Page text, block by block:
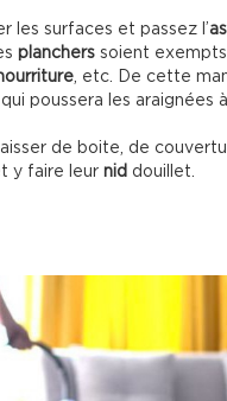
les surfaces et passez l’
planchers soient
, etc. De cette
poussera les araignées
de boite, de
y faire leur nid douillet.